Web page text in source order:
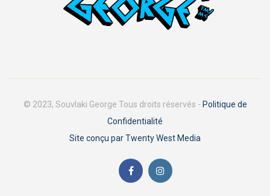
© 2023, Souvlaki George Tous droits réservés - Politique de
Confidentialité
Site conçu par Twenty West Media